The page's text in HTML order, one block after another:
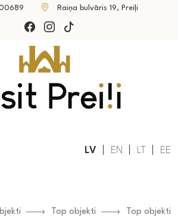
Raiņa bulvāris 19, Preiļi
LV EN LT EE
Top objekti
Top objekti